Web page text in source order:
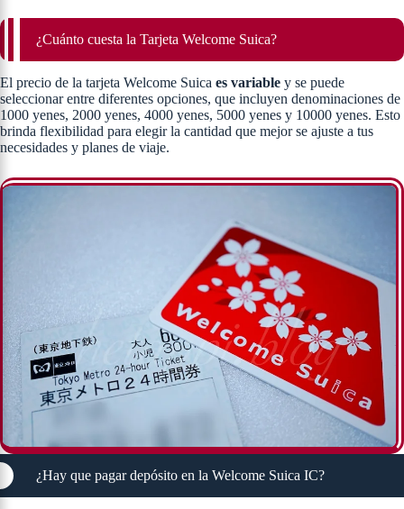
¿Cuánto cuesta la Tarjeta Welcome Suica?
El precio de la tarjeta Welcome Suica es variable y se puede
seleccionar entre diferentes opciones, que incluyen denominaciones de
1000 yenes, 2000 yenes, 4000 yenes, 5000 yenes y 10000 yenes. Esto
brinda flexibilidad para elegir la cantidad que mejor se ajuste a tus
necesidades y planes de viaje.
¿Hay que pagar depósito en la Welcome Suica IC?